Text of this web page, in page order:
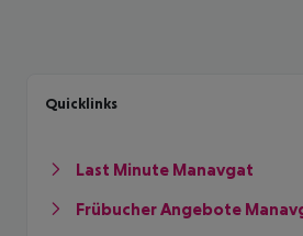
Quicklinks
Last Minute Manavgat
Frübucher Angebote